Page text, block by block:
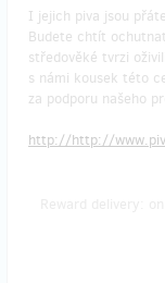
I jejich piva jsou
Budete chtít
středověké tvrzi
s námi kousek této
za podporu našeho
http://​http://